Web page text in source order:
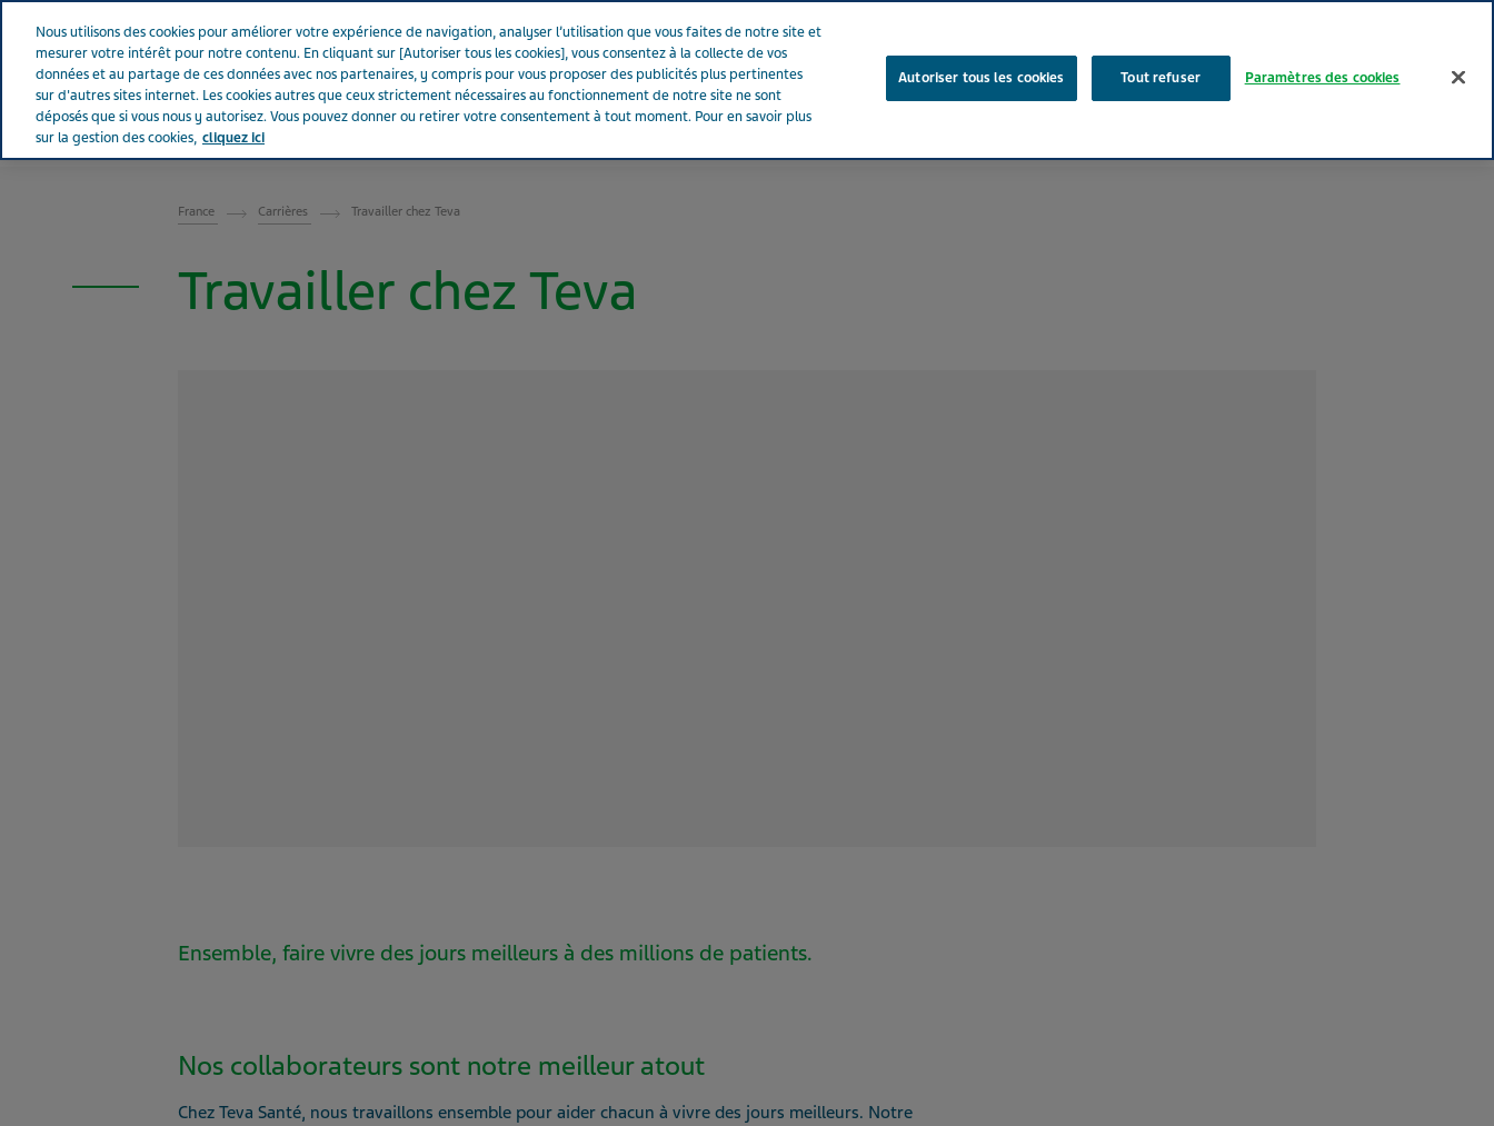
Aller sur Tevapharm
FRANCE
France Carrières Travailler chez Teva
Travailler chez Teva
Ensemble, faire vivre des jours meilleurs à des millions de patients.
Nos collaborateurs sont notre meilleur atout
Chez Teva Santé, nous travaillons ensemble pour aider chacun à vivre des jours meilleurs. Notre
Nous utilisons des cookies pour améliorer votre expérience de navigation, analyser l’utilisation que vous faites de notre site et
mesurer votre intérêt pour notre contenu. En cliquant sur [Autoriser tous les cookies], vous consentez à la collecte de vos
données et au partage de ces données avec nos partenaires, y compris pour vous proposer des publicités plus pertinentes
sur d'autres sites internet. Les cookies autres que ceux strictement nécessaires au fonctionnement de notre site ne sont
déposés que si vous nous y autorisez. Vous pouvez donner ou retirer votre consentement à tout moment. Pour en savoir plus
sur la gestion des cookies, cliquez ici
Autoriser tous les cookies Tout refuser Paramètres des cookies